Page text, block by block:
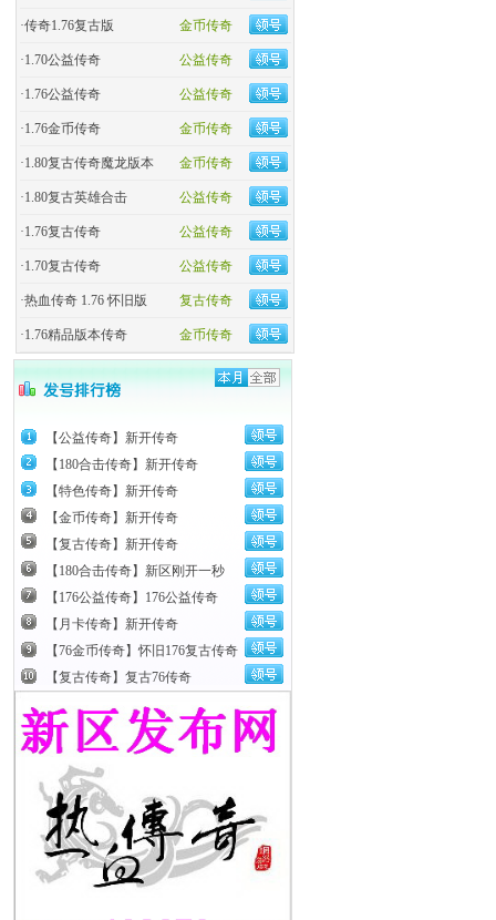
金币传奇
·传奇1.76复古版
公益传奇
·1.70公益传奇
公益传奇
·1.76公益传奇
金币传奇
·1.76金币传奇
金币传奇
·1.80复古传奇魔龙版本
公益传奇
·1.80复古英雄合击
公益传奇
·1.76复古传奇
公益传奇
·1.70复古传奇
复古传奇
·热血传奇 1.76 怀旧版
金币传奇
·1.76精品版本传奇
【公益传奇】新开传奇
【180合击传奇】新开传奇
【特色传奇】新开传奇
【金币传奇】新开传奇
【复古传奇】新开传奇
【180合击传奇】新区刚开一秒
【176公益传奇】176公益传奇
【月卡传奇】新开传奇
【76金币传奇】怀旧176复古传奇
【复古传奇】复古76传奇